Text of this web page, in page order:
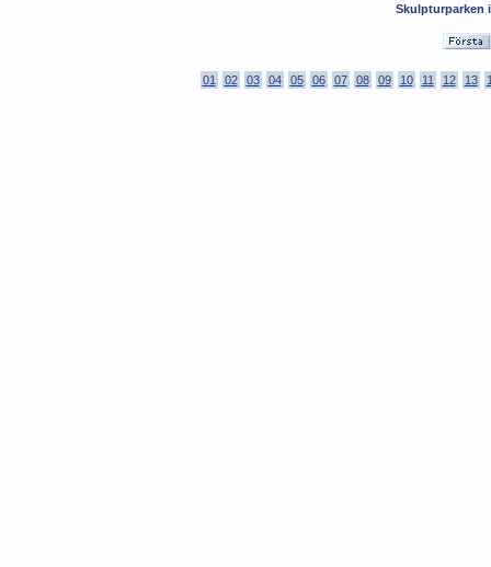
Skulpturparken
01 02 03 04 05 06 07 08 09 10 11 12 13